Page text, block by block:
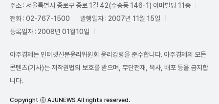
주소 : 서울특별시 종로구 종로 1길 42(수송동 146-1) 이마빌딩 11층
전화 : 02-767-1500
발행일자 : 2007년 11월 15일
등록일자 : 2008년 01월10일
아주경제는 인터넷신문윤리위원회 윤리강령을 준수합니다. 아주경제의 모든
콘텐츠(기사)는 저작권법의 보호를 받으며, 무단전재, 복사, 배포 등을 금지합
니다.
Copyright ⓒ AJUNEWS All rights reserved.